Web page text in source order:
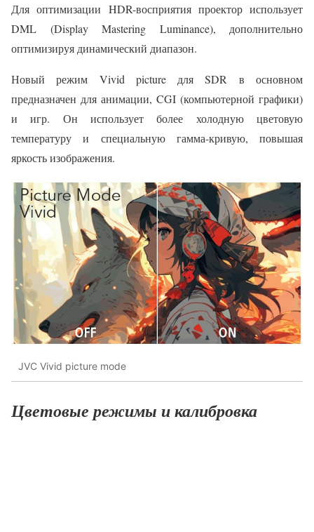
Для оптимизации HDR-восприятия проектор использует
DML (Display Mastering Luminance), дополнительно
оптимизируя динамический диапазон.
Новый режим Vivid picture для SDR в основном
предназначен для анимации, CGI (компьютерной графики)
и игр. Он использует более холодную цветовую
температуру и специальную гамма-кривую, повышая
яркость изображения.
JVC Vivid picture mode
Цветовые режимы и калибровка